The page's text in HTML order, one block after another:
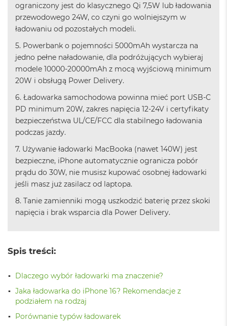
o
o
k
e
o
S
u
b
e
l
n
y
R
ó
M
a
B
o
e
n
y
g
ograniczony jest do klasycznego Qi 7,5W lub ładowania
przewodowego 24W, co czyni go wolniejszym w
ładowaniu od pozostałych modeli.
5. Powerbank o pojemności 5000mAh wystarcza na
jedno pełne naładowanie, dla podróżujących wybieraj
modele 10000-20000mAh z mocą wyjściową minimum
20W i obsługą Power Delivery.
6. Ładowarka samochodowa powinna mieć port USB-C
PD minimum 20W, zakres napięcia 12-24V i certyfikaty
bezpieczeństwa UL/CE/FCC dla stabilnego ładowania
podczas jazdy.
7. Używanie ładowarki MacBooka (nawet 140W) jest
bezpieczne, iPhone automatycznie ogranicza pobór
prądu do 30W, nie musisz kupować osobnej ładowarki
jeśli masz już zasilacz od laptopa.
8. Tanie zamienniki mogą uszkodzić baterię przez skoki
napięcia i brak wsparcia dla Power Delivery.
Spis treści:
Dlaczego wybór ładowarki ma znaczenie?
Jaka ładowarka do iPhone 16? Rekomendacje z
podziałem na rodzaj
Porównanie typów ładowarek